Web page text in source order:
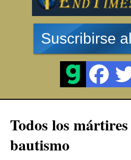
Suscribirse
Todos los
bautismo